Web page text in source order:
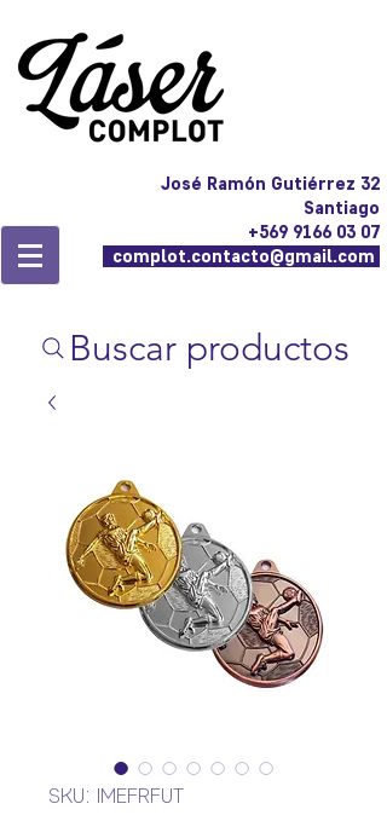
José Ramón Gutiérrez 32
Santiago
+569 9166 03 07
complot.contacto@gmail.com
Buscar productos
SKU: IMEFRFUT